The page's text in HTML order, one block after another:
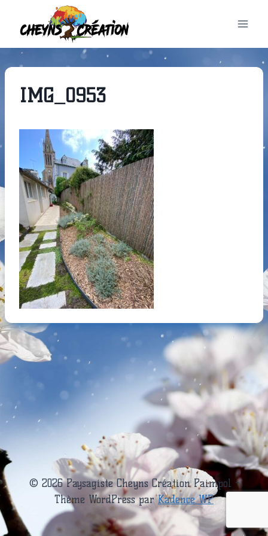
contenu
IMG_0953
© 2026 Paysagiste Cheyns Création Paimpol -
Thème WordPress parKadence WP